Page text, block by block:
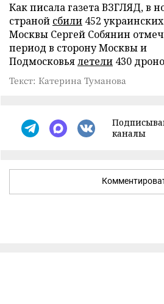
Как писала газета ВЗГЛЯД, в
страной сбили 452
Москвы Сергей Собянин
период в сторону Москвы и
Подмосковьялетели 430
Текст: Катерина Туманова
каналы